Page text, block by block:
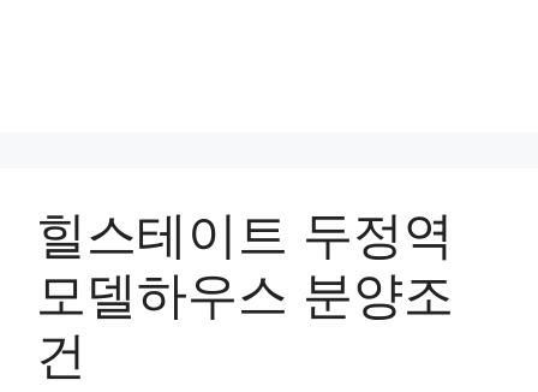
힐스테이트 두정역
모델하우스 분양조
건